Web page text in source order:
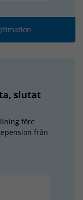
slutat
före
från